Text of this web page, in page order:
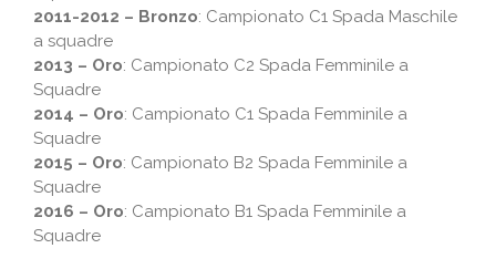
2011-2012 – Bronzo: Campionato C1 Spada Maschile
a squadre
2013 – Oro: Campionato C2 Spada Femminile a
Squadre
2014 – Oro: Campionato C1 Spada Femminile a
Squadre
2015 – Oro: Campionato B2 Spada Femminile a
Squadre
2016 – Oro: Campionato B1 Spada Femminile a
Squadre